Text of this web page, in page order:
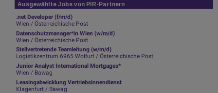
Ausgewählte Jobs von PIR-Partnern
.net Developer (f/m/d)
Wien / Österreichische Post
Datenschutzmanager*in Wien (w/m/d)
Wien / Österreichische Post
Stellvertretende Teamleitung (w/m/d)
Logistikzentrum 6965 Wolfurt / Österreichische Post
Junior Analyst International Mortgages*
Wien / Bawag
Leasingabwicklung Vertriebsinnendienst
Klagenfurt / Bawag